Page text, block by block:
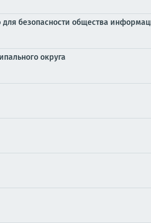
безопасности общества
округа